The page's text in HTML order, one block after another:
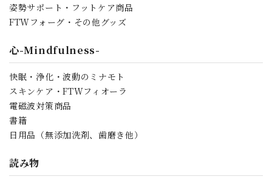
姿勢サポート・フットケア商品
FTWフォーグ・その他グッズ
心-Mindfulness-
快眠・浄化・波動のミナモト
スキンケア・FTWフィオーラ
電磁波対策商品
書籍
日用品（無添加洗剤、歯磨き他）
読み物